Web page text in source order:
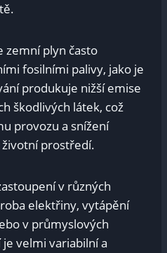
zemní‌ plyn často
fosilními palivy, jako je
produkuje ‌nižší‌ emise
škodlivých látek, což
provozu ⁤a snížení
⁣prostředí.
v různých
elektřiny, vytápění
v průmyslových
velmi variabilní a